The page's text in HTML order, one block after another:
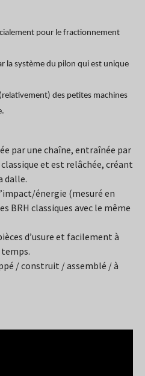
pour le fractionnement
la système du pilon qui est unique
des petites machines
par une chaîne, entraînée par
et est relâchée, créant
dalle.
énergie (mesuré en
BRH classiques avec le même
d’usure et facilement à
/ construit / assemblé / à